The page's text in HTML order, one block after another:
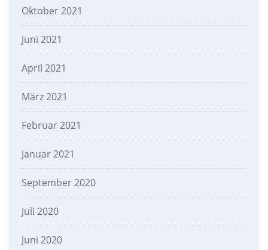
Oktober 2021
Juni 2021
April 2021
März 2021
Februar 2021
Januar 2021
September 2020
Juli 2020
Juni 2020